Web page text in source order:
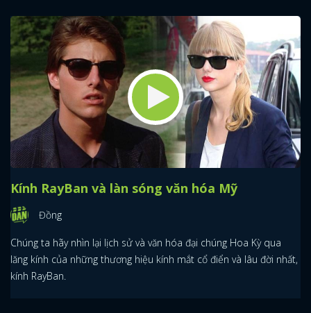
Kính RayBan và làn sóng văn hóa Mỹ
Đồng
Chúng ta hãy nhìn lại lịch sử và văn hóa đại chúng Hoa Kỳ qua
lăng kính của những thương hiệu kính mắt cổ điển và lâu đời nhất,
kính RayBan.